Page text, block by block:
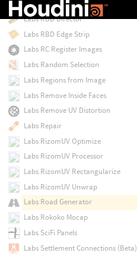
Labs Quick Material
Labs RBD Director
Labs RBD Edge Strip
Labs RC Register Images
Labs Random Selection
Labs Regions from Image
Labs Remove Inside Faces
Labs Remove UV Distortion
Labs Repair
Labs RizomUV Optimize
Labs RizomUV Processor
Labs RizomUV Rectangularize
Labs RizomUV Unwrap
Labs Road Generator
Labs Rokoko Mocap
Labs SciFi Panels
Labs Settlement Connections (Beta)